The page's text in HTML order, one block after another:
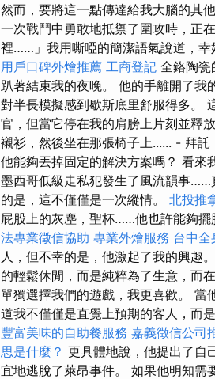
然而，要將這一點傳達給我大腦的其
一次戰鬥中勇敢地抵禦了圍攻時，正
裡……」我用嘶啞的簡潔語氣說道，幸
用戶口碑外燴推薦 工商登記 全鉻陶瓷
趴著結束我的夜晚。 他的手離開了我
對半長模擬感到歇斯底里舒服得多。
官，但當它停在我的肩膀上片刻並釋
襯衫，然後坐在那張椅子上...... - 拜
他能夠丟掉固定的解決方案嗎？ 看來
墨西哥低級走私犯發生了風流韻事
的是，這不僅僅是一次縱情。 北投推
屁股上的灰塵，聖杯……他也許能夠擺
法專業徵信協助 專業外燴服務 台中全
人，但不幸的是，他激起了我的興趣
的輕鬆休閒，而是純粹為了生意，而
單獨選擇我們的遊戲，我更喜歡。 當
道我不僅僅是直覺上預期的客人，而
豐富美味的自助餐服務 嘉義徵信公司
思是什麼？ 更具體地說，他提出了自
宜地逃脫了萊昂事件。 如果他明知需